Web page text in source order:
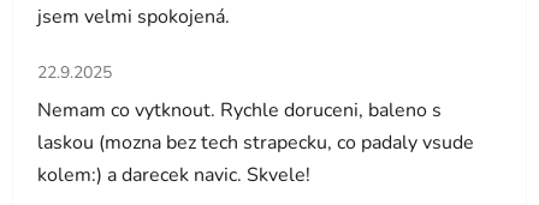
jsem velmi spokojená.
Hodnocení obchodu je 5 z 5 hvězdiček.
22.9.2025
Nemam co vytknout. Rychle doruceni, baleno s
laskou (mozna bez tech strapecku, co padaly vsude
kolem:) a darecek navic. Skvele!